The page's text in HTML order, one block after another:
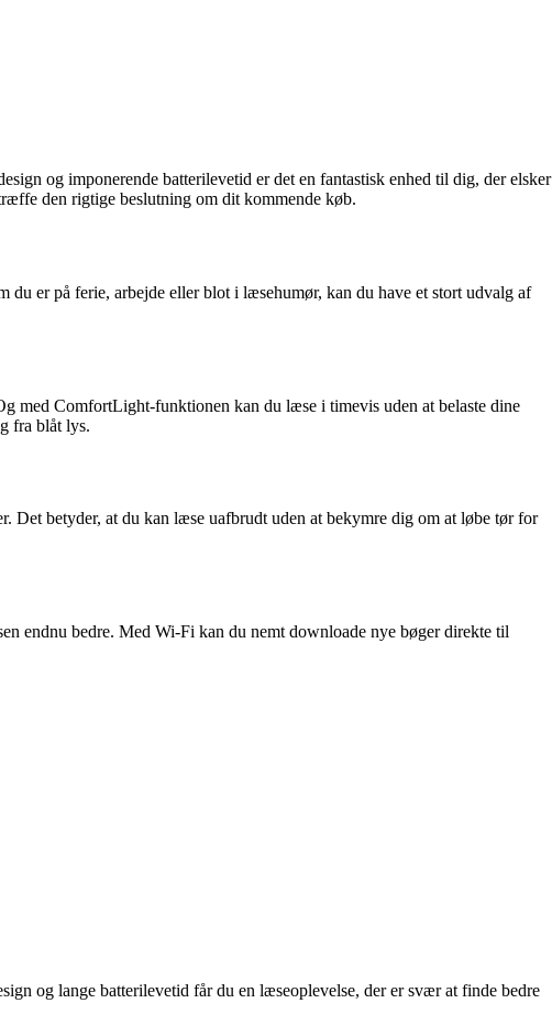
og imponerende batterilevetid er det en fantastisk enhed til dig, der elsker
den rigtige beslutning om dit kommende køb.
er på ferie, arbejde eller blot i læsehumør, kan du have et stort udvalg af
med ComfortLight-funktionen kan du læse i timevis uden at belaste dine
fra blåt lys.
Det betyder, at du kan læse uafbrudt uden at bekymre dig om at løbe tør for
endnu bedre. Med Wi-Fi kan du nemt downloade nye bøger direkte til
og lange batterilevetid får du en læseoplevelse, der er svær at finde bedre